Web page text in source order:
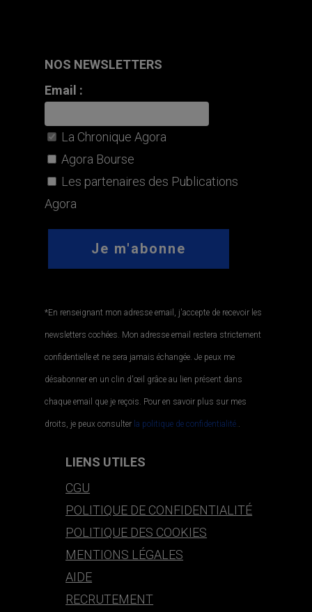
NOS NEWSLETTERS
Email :
La Chronique Agora
Agora Bourse
Les partenaires des Publications
Agora
*En renseignant mon adresse email, j'accepte de recevoir les
newsletters cochées. Mon adresse email restera strictement
confidentielle et ne sera jamais échangée. Je peux me
désabonner en un clin d'œil grâce au lien présent dans
chaque email que je reçois. Pour en savoir plus sur mes
droits, je peux consulter la politique de confidentialité..
LIENS UTILES
CGU
POLITIQUE DE CONFIDENTIALITÉ
POLITIQUE DES COOKIES
MENTIONS LÉGALES
AIDE
RECRUTEMENT